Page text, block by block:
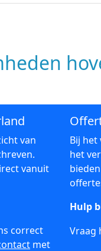
van
vanuit
correct
met
Bij het
het
Hulp
Vraag